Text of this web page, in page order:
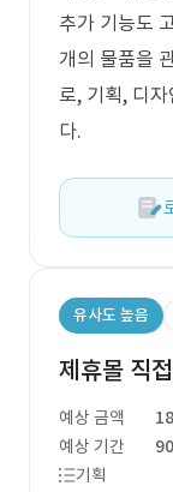
추가 기능도
개의 물품을
로, 기획, 디
다.
유사도 높음
제휴몰 직
예상 금액
예상 기간
기획